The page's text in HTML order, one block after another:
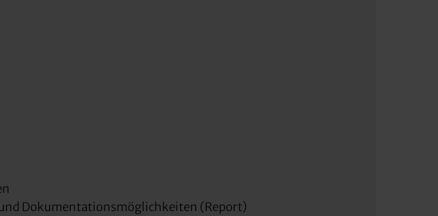
Dokumentationsmöglichkeiten (Report)